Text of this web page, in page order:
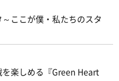
～ここが僕・私たちのスタ
を楽しめる『Green Heart